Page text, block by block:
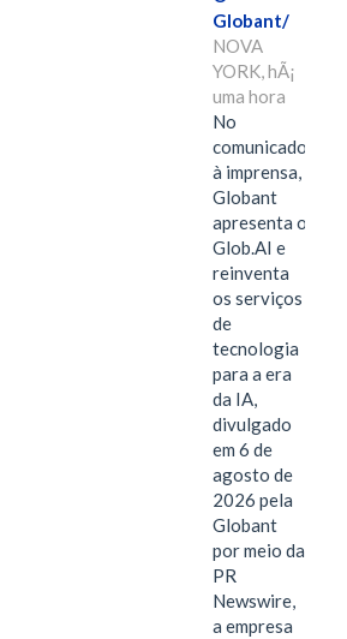
Globant/
NOVA
YORK, hÃ¡
uma hora
No
comunicado
à imprensa,
Globant
apresenta o
Glob.AI e
reinventa
os serviços
de
tecnologia
para a era
da IA,
divulgado
em 6 de
agosto de
2026 pela
Globant
por meio da
PR
Newswire,
a empresa